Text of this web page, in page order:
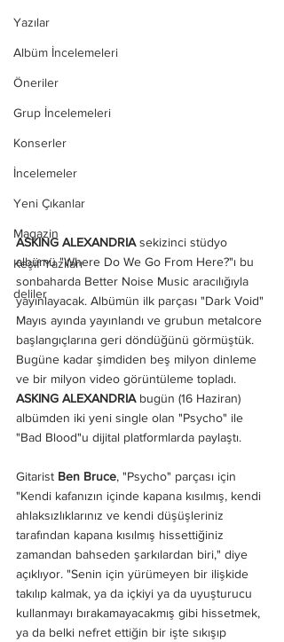
Yazılar
Albüm İncelemeleri
Öneriler
Grup İncelemeleri
Konserler
İncelemeler
Yeni Çıkanlar
Magazin
Keşif Yazıları
deliler
ASKING ALEXANDRIA sekizinci stüdyo
albümü "Where Do We Go From Here?"ı bu
sonbaharda Better Noise Music aracılığıyla
yayınlayacak. Albümün ilk parçası "Dark Void"
Mayıs ayında yayınlandı ve grubun metalcore
başlangıçlarına geri döndüğünü görmüştük.
Bugüne kadar şimdiden beş milyon dinleme
ve bir milyon video görüntüleme topladı.
ASKING ALEXANDRIA bugün (16 Haziran)
albümden iki yeni single olan "Psycho" ile
"Bad Blood"u dijital platformlarda paylaştı.
Gitarist Ben Bruce, "Psycho" parçası için
"Kendi kafanızın içinde kapana kısılmış, kendi
ahlaksızlıklarınız ve kendi düşüşleriniz
tarafından kapana kısılmış hissettiğiniz
zamandan bahseden şarkılardan biri," diye
açıklıyor. "Senin için yürümeyen bir ilişkide
takılıp kalmak, ya da içkiyi ya da uyuşturucu
kullanmayı bırakamayacakmış gibi hissetmek,
ya da belki nefret ettiğin bir işte sıkışıp